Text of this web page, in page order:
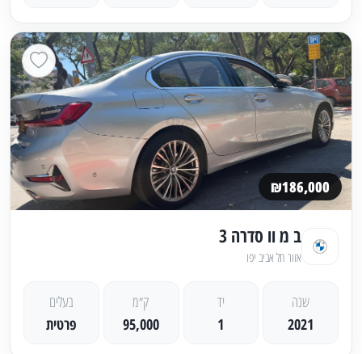
₪186,000
ב מ וו סדרה 3
אזור תל אביב יפו
שנה
2021
יד
1
ק״מ
95,000
בעלים
פרטית